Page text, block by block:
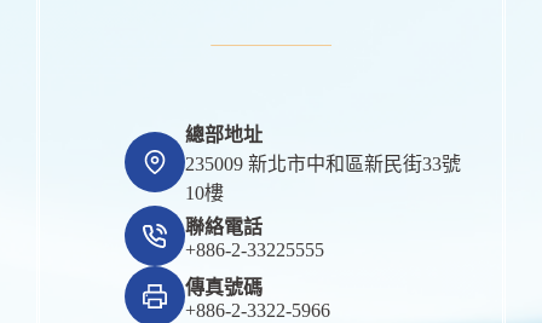
總部地址
235009 新北市中和區新民街33號
10樓
聯絡電話
+886-2-33225555
傳真號碼
+886-2-3322-5966